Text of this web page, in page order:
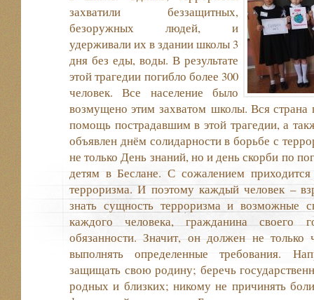
захватили беззащитных,
безоружных людей, и
удерживали их в здании школы 3
дня без еды, воды. В результате
этой трагедии погибло более 300
человек. Все население было
возмущено этим захватом школы. Вся страна
помощь пострадавшим в этой трагедии, а
объявлен днём солидарности в борьбе с
не только День знаний, но и день скорби по
детям в Беслане. С сожалением
терроризма. И поэтому каждый человек –
знать сущность терроризма и возможные
каждого человека, гражданина своего
обязанности. Значит, он должен не
выполнять определенные требования.
защищать свою родину; беречь
родных и близких; никому не причинять